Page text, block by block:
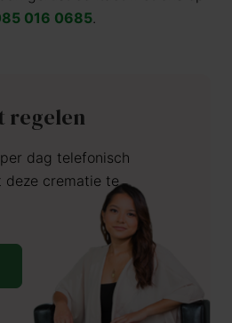
016 0685.
regelen
dag telefonisch
deze crematie te